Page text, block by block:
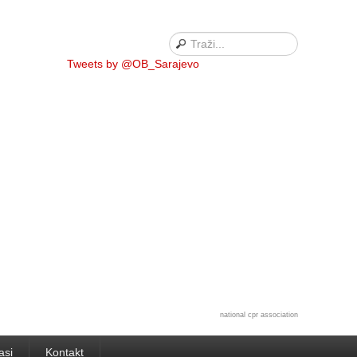
Tweets by @OB_Sarajevo
national cpr association
Kontakt